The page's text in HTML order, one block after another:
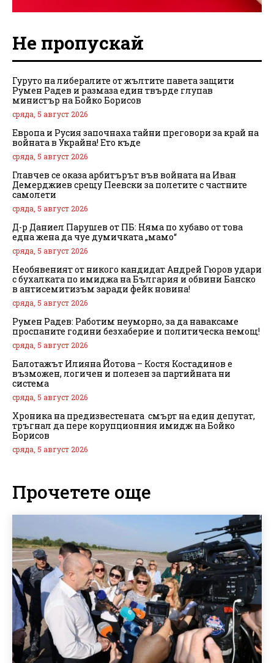
Не пропускай
Гуруто на либералите от жълтите павета защити
Румен Радев и размаза един твърде глупав
министър на Бойко Борисов
сряда, 5 август 2026
Европа и Русия започнаха тайни преговори за край на
войната в Украйна! Ето къде
сряда, 5 август 2026
Главчев се оказа арбитърът във войната на Иван
Демерджиев срещу Пеевски за полетите с частните
самолети
сряда, 5 август 2026
Д-р Даниел Парушев от ПБ: Няма по хубаво от това
една жена да чуе думичката „мамо“
сряда, 5 август 2026
Необявеният от никого кандидат Андрей Гюров удари
с бухалката по имиджа на България и обвини Банско
в антисемитизъм заради фейк новина!
сряда, 5 август 2026
Румен Радев: Работим неуморно, за да наваксаме
проспаните години безхаберие и политическа немощ!
сряда, 5 август 2026
Балотажът Илияна Йотова – Костя Костадинов е
възможен, логичен и полезен за партийната ни
система
сряда, 5 август 2026
Хроника на предизвестената смърт на един депутат,
тръгнал да пере корупционния имидж на Бойко
Борисов
сряда, 5 август 2026
Прочетете още